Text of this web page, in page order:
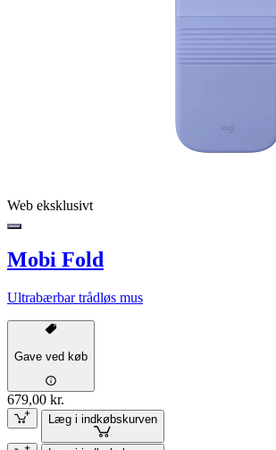
Web eksklusivt
Mobi Fold
Ultrabærbar trådløs mus
Gave ved køb
679,00 kr.
Læg i indkøbskurven